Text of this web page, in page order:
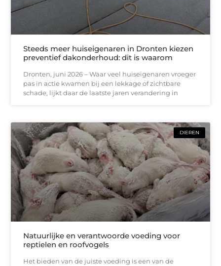
Steeds meer huiseigenaren in Dronten kiezen
preventief dakonderhoud: dit is waarom
Dronten, juni 2026 – Waar veel huiseigenaren vroeger
pas in actie kwamen bij een lekkage of zichtbare
schade, lijkt daar de laatste jaren verandering in
DIEREN
Natuurlijke en verantwoorde voeding voor
reptielen en roofvogels
Het bieden van de juiste voeding is een van de